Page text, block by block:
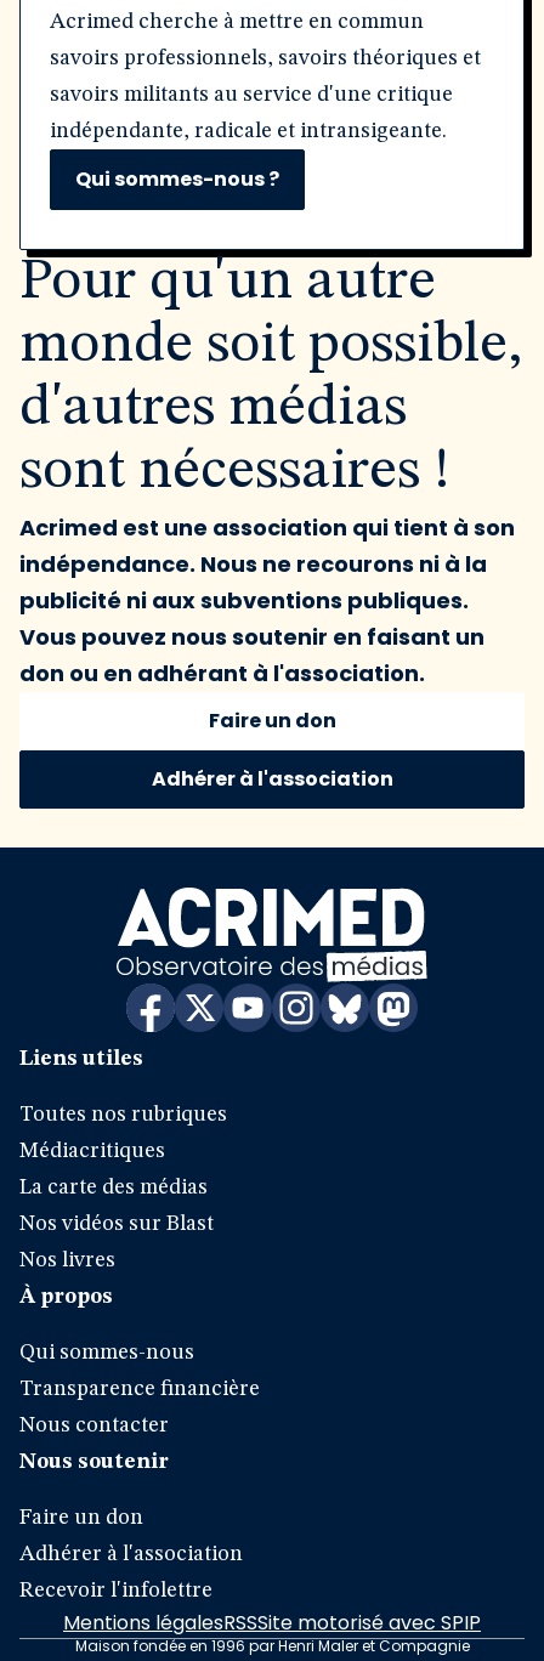
Acrimed cherche à mettre en commun
savoirs professionnels, savoirs théoriques et
savoirs militants au service d'une critique
indépendante, radicale et intransigeante.
Qui sommes-nous ?
Pour qu'un autre
monde soit possible,
d'autres médias
sont nécessaires !
Acrimed est une association qui tient à son
indépendance. Nous ne recourons ni à la
publicité ni aux subventions publiques.
Vous pouvez nous soutenir en faisant un
don ou en adhérant à l'association.
Faire un don
Adhérer à l'association
Liens utiles
Toutes nos rubriques
Médiacritiques
La carte des médias
Nos vidéos sur Blast
Nos livres
À propos
Qui sommes-nous
Transparence financière
Nous contacter
Nous soutenir
Faire un don
Adhérer à l'association
Recevoir l'infolettre
Mentions légalesRSSSite motorisé avec SPIP
Maison fondée en 1996 par Henri Maler et Compagnie